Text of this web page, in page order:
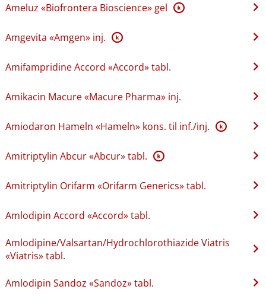
Ameluz «Biofrontera Bioscience» gel K
Amgevita «Amgen» inj. K
Amifampridine Accord «Accord» tabl.
Amikacin Macure «Macure Pharma» inj.
Amiodaron Hameln «Hameln» kons. til inf.​/​inj. K
Amitriptylin Abcur «Abcur» tabl. K
Amitriptylin Orifarm «Orifarm Generics» tabl.
Amlodipin Accord «Accord» tabl.
Amlodipine​/​Valsartan​/​Hydrochlorothiazide Viatris
«Viatris» tabl.
Amlodipin Sandoz «Sandoz» tabl.